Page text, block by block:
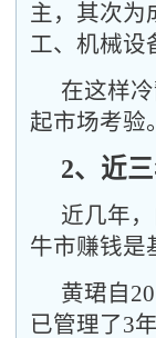
主，其次为
工、机械设
在这样
起市场考验。
2、近
近几年
牛市赚钱是
黄珺自
已管理了3